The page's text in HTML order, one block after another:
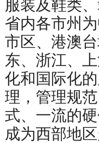
服装及鞋类
省内各市州
市区、港澳
东、浙江、
化和国际化
理，管理规
式、一流的
成为西部地